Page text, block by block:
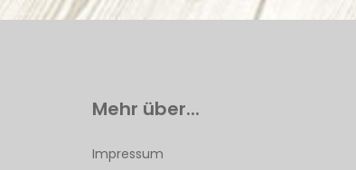
Mehr über...
Impressum